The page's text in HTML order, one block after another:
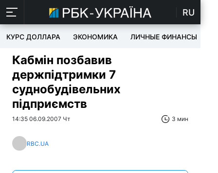
RU
КУРС ДОЛЛАРА ЭКОНОМИКА ЛИЧНЫЕ ФИНАНСЫ
Кабмін позбавив
держпідтримки 7
суднобудівельних
підприємств
14:35 06.09.2007 Чт 3 мин
RBC.UA